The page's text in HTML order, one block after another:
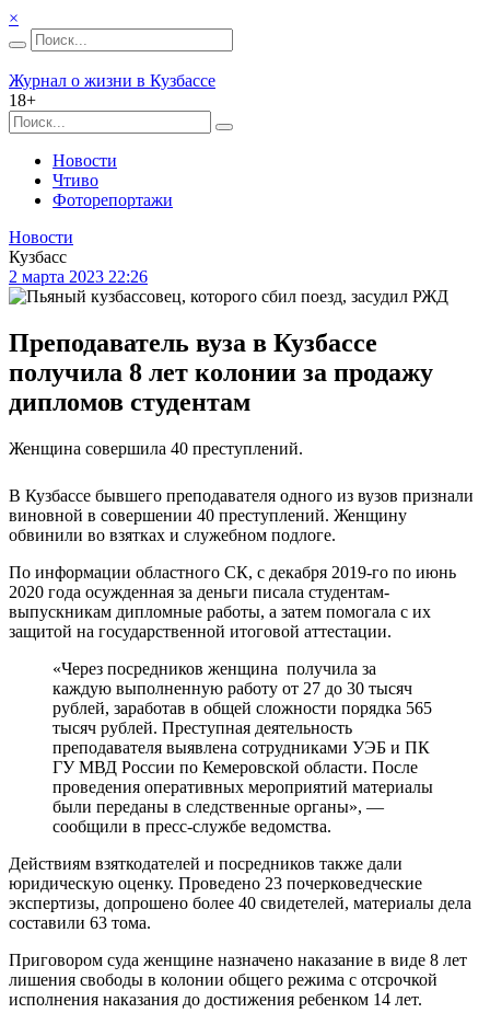
×
Журнал о жизни в Кузбассе
18+
Новости
Чтиво
Фоторепортажи
Новости
Кузбасс
2 марта 2023 22:26
Преподаватель вуза в Кузбассе
получила 8 лет колонии за продажу
дипломов студентам
Женщина совершила 40 преступлений.
В Кузбассе бывшего преподавателя одного из вузов признали
виновной в совершении 40 преступлений. Женщину
обвинили во взятках и служебном подлоге.
По информации областного СК, с декабря 2019-го по июнь
2020 года осужденная за деньги писала студентам-
выпускникам дипломные работы, а затем помогала с их
защитой на государственной итоговой аттестации.
«Через посредников женщина получила за
каждую выполненную работу от 27 до 30 тысяч
рублей, заработав в общей сложности порядка 565
тысяч рублей. Преступная деятельность
преподавателя выявлена сотрудниками УЭБ и ПК
ГУ МВД России по Кемеровской области. После
проведения оперативных мероприятий материалы
были переданы в следственные органы», —
сообщили в пресс-службе ведомства.
Действиям взяткодателей и посредников также дали
юридическую оценку. Проведено 23 почерковедческие
экспертизы, допрошено более 40 свидетелей, материалы дела
составили 63 тома.
Приговором суда женщине назначено наказание в виде 8 лет
лишения свободы в колонии общего режима с отсрочкой
исполнения наказания до достижения ребенком 14 лет.